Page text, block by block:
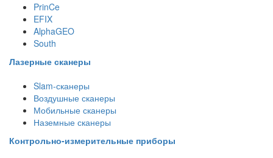
PrinCe
EFIX
AlphaGEO
South
Лазерные сканеры
Slam-сканеры
Воздушные сканеры
Мобильные сканеры
Наземные сканеры
Контрольно-измерительные приборы